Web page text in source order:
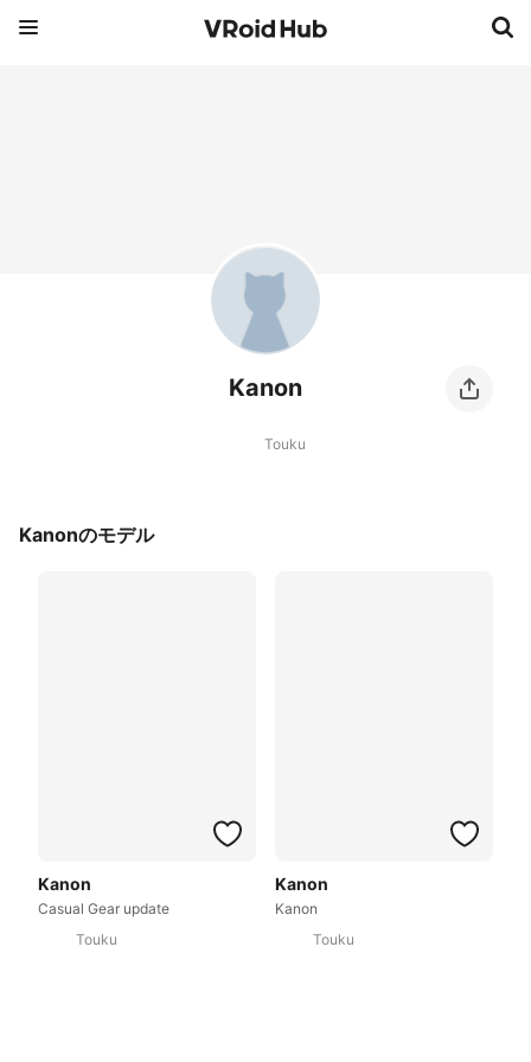
Kanon
Touku
Kanonのモデル
Kanon
Casual Gear update
Touku
Kanon
Kanon
Touku